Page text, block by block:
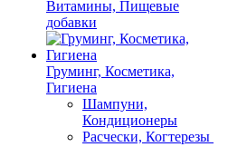
Витамины, Пищевые
добавки
Груминг, Косметика,
Гигиена
Шампуни,
Кондиционеры
Расчески, Когтерезы